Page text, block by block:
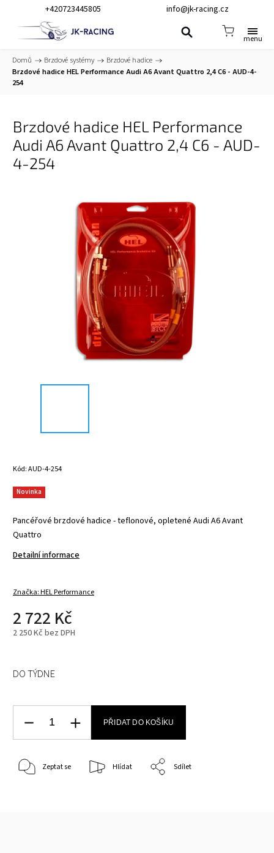
+420723445805 info@jk-racing.cz
Domů / Brzdové systémy / Brzdové hadice /
Brzdové hadice HEL Performance Audi A6 Avant Quattro 2,4 C6 - AUD-4-
254
Brzdové hadice HEL Performance
Audi A6 Avant Quattro 2,4 C6 - AUD-
4-254
Kód:AUD-4-254
Pancéřové brzdové hadice - teflonové, opletené Audi A6 Avant
Quattro
Detailní informace
Novinka
Značka:HEL Performance
2 722 Kč
2 250 Kč bez DPH
DO TÝDNE
PŘIDAT DO KOŠÍKU
Zeptat se Hlídat Sdílet